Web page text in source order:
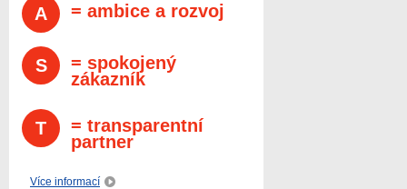
A = ambice a rozvoj
S
= spokojený
zákazník
T
= transparentní
partner
Více informací